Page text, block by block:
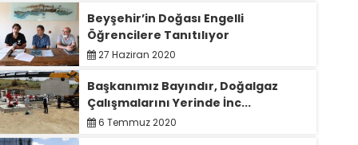
Beyşehir’in Doğası Engelli
Öğrencilere Tanıtılıyor
27 Haziran 2020
Başkanımız Bayındır, Doğalgaz
Çalışmalarını Yerinde İnc...
6 Temmuz 2020